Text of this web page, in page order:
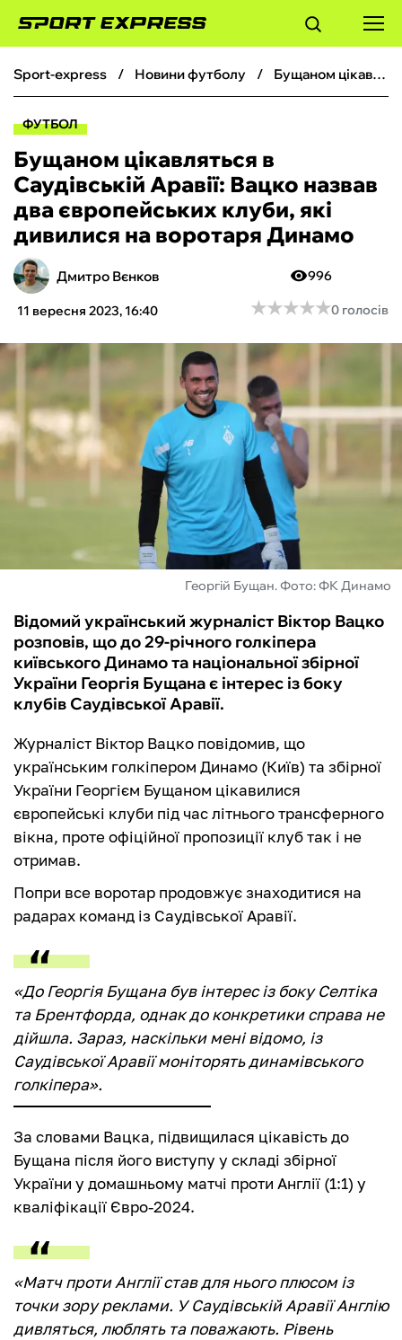
ФУТБОЛ
БОКС
ХОКЕЙ
ТЕНІС
КІБЕРСПОРТ
ФУТЗАЛ
sport-express новини футболу Бущаном цікавляться в Саудівській Аравії: Вацко назвав два європейських клуби, які дивилися на воротаря Динамо
ФУТБОЛ
Бущаном цікавляться в
Саудівській Аравії: Вацко назвав
два європейських клуби, які
дивилися на воротаря Динамо
Дмитро Вєнков
11 вересня 2023, 16:40
996
★★★★★
★★★★★0 голосів
Георгій Бущан. Фото: ФК Динамо
Відомий український журналіст Віктор Вацко
розповів, що до 29-річного голкіпера
київського Динамо та національної збірної
України Георгія Бущана є інтерес із боку
клубів Саудівської Аравії.
Журналіст Віктор Вацко повідомив, що
українським голкіпером Динамо (Київ) та збірної
України Георгієм Бущаном цікавилися
європейські клуби під час літнього трансферного
вікна, проте офіційної пропозиції клуб так і не
отримав.
Попри все воротар продовжує знаходитися на
радарах команд із Саудівської Аравії.
«До Георгія Бущана був інтерес із боку Селтіка
та Брентфорда, однак до конкретики справа не
дійшла. Зараз, наскільки мені відомо, із
Саудівської Аравії моніторять динамівського
голкіпера».
За словами Вацка, підвищилася цікавість до
Бущана після його виступу у складі збірної
України у домашньому матчі проти Англії (1:1) у
кваліфікації Євро-2024.
«Матч проти Англії став для нього плюсом із
точки зору реклами. У Саудівській Аравії Англію
дивляться, люблять та поважають. Рівень